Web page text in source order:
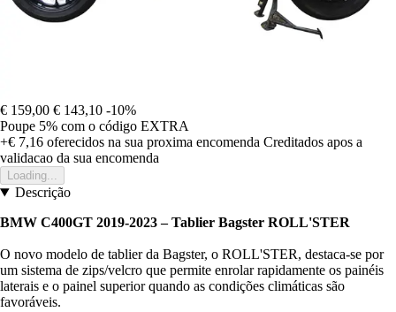
€ 159,00 € 143,10 -10%
Poupe 5% com o código EXTRA
+€ 7,16 oferecidos na sua proxima encomenda Creditados apos a
validacao da sua encomenda
Loading...
Descrição
BMW C400GT 2019-2023 – Tablier Bagster ROLL'STER
O novo modelo de tablier da Bagster, o ROLL'STER, destaca-se por
um sistema de zips/velcro que permite enrolar rapidamente os painéis
laterais e o painel superior quando as condições climáticas são
favoráveis.